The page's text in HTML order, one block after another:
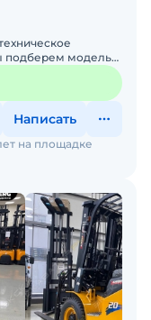
Написать
на площадке